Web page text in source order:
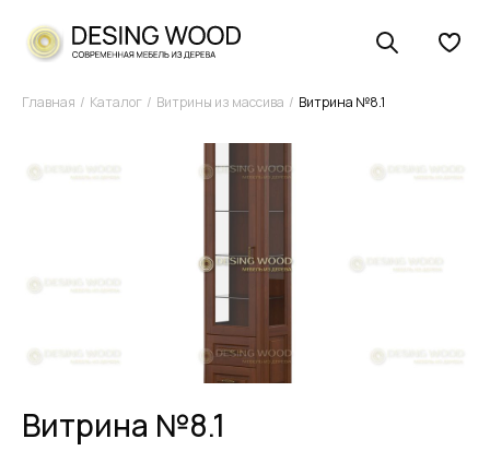
Главная Каталог Витрины из массива Витрина №8.1
Витрина №8.1